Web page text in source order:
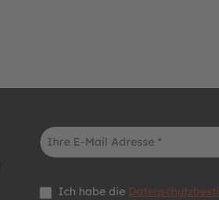
E-Mail-Adresse*
Datenschutz *
Ich habe die